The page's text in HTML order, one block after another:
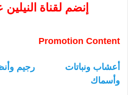
إنضم لقناة
Promotion Content
أعشاب ونباتات رجيم
وأسماك